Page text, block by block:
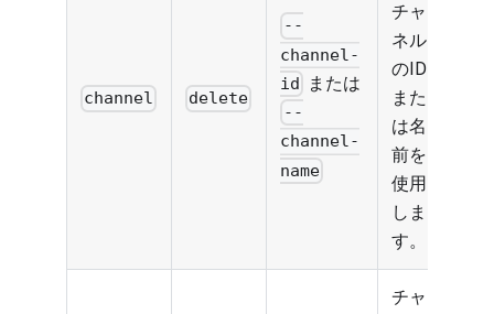
channel delete
--
channel-
id
または
--
channel-
name
チャ
ネル
のID
また
は名
前を
使用
しま
す。
チャ